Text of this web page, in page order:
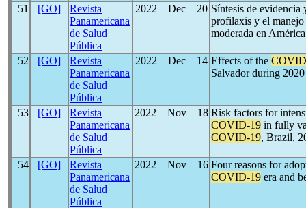
51 [GO]
Revista
Panamericana
de Salud
Pública
2022―Dec―20 Síntesis de evidencia
profilaxis y el
moderada en
52 [GO]
Revista
Panamericana
de Salud
Pública
2022―Dec―14 Effects of the
Salvador during 2020
53 [GO]
Revista
Panamericana
de Salud
Pública
2022―Nov―18 Risk factors for
COVID-19 in fully
COVID-19, Brazil,
54 [GO]
Revista
Panamericana
de Salud
Pública
2022―Nov―16 Four reasons for
COVID-19 era and